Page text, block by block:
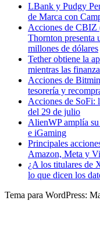
LBank y Pudgy
de Marca con
Acciones de CBIZ
Thornton presenta
millones de dólares
Tether obtiene la
mientras las
Acciones de
tesorería y
Acciones de SoFi:
del 29 de julio
AlienWP amplía
e iGaming
Principales
Amazon, Meta y
¿A los titulares de
lo que dicen los
Tema para WordPress: